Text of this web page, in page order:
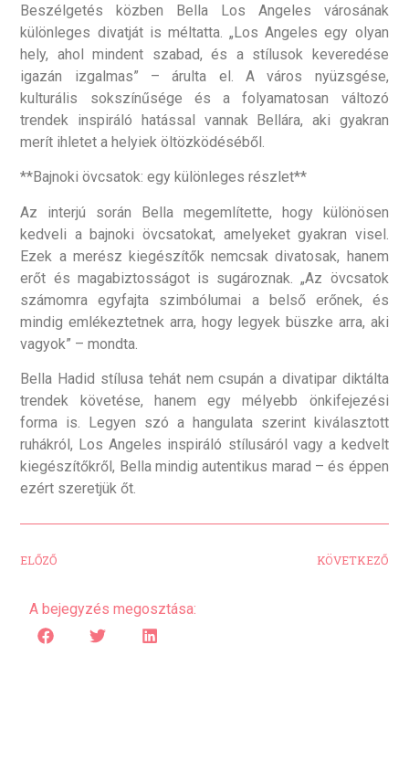
Beszélgetés közben Bella Los Angeles városának
különleges divatját is méltatta. „Los Angeles egy olyan
hely, ahol mindent szabad, és a stílusok keveredése
igazán izgalmas” – árulta el. A város nyüzsgése,
kulturális sokszínűsége és a folyamatosan változó
trendek inspiráló hatással vannak Bellára, aki gyakran
merít ihletet a helyiek öltözködéséből.
**Bajnoki övcsatok: egy különleges részlet**
Az interjú során Bella megemlítette, hogy különösen
kedveli a bajnoki övcsatokat, amelyeket gyakran visel.
Ezek a merész kiegészítők nemcsak divatosak, hanem
erőt és magabiztosságot is sugároznak. „Az övcsatok
számomra egyfajta szimbólumai a belső erőnek, és
mindig emlékeztetnek arra, hogy legyek büszke arra, aki
vagyok” – mondta.
Bella Hadid stílusa tehát nem csupán a divatipar diktálta
trendek követése, hanem egy mélyebb önkifejezési
forma is. Legyen szó a hangulata szerint kiválasztott
ruhákról, Los Angeles inspiráló stílusáról vagy a kedvelt
kiegészítőkről, Bella mindig autentikus marad – és éppen
ezért szeretjük őt.
ELŐZŐ KÖVETKEZŐ
A bejegyzés megosztása: